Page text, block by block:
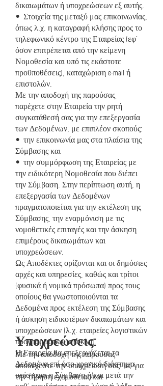
δικαιωμάτων ή υποχρεώσεων εξ αυτής.
• Στοιχεία της μεταξύ μας επικοινωνίας,
όπως λ.χ. η καταγραφή κλήσης προς το
τηλεφωνικό κέντρο της Εταιρείας (εφ’
όσον επιτρέπεται από την κείμενη
Νομοθεσία και υπό τις εκάστοτε
προϋποθέσεις), καταχώριση e-mail ή
επιστολών.
Με την αποδοχή της παρούσας,
παρέχετε στην Εταιρεία την ρητή
συγκατάθεσή σας για την επεξεργασία
των Δεδομένων, με επιπλέον σκοπούς:
• την επικοινωνία μας στα πλαίσια της
Σύμβασης και
• την συμμόρφωση της Εταιρείας με
την ειδικότερη Νομοθεσία που διέπει
την Σύμβαση. Στην περίπτωση αυτή, η
επεξεργασία των Δεδομένων
πραγματοποιείται για την εκτέλεση της
Σύμβασης, την εναρμόνιση με τις
νομοθετικές επιταγές και την άσκηση
επιμέρους δικαιωμάτων και
υποχρεώσεων.
Ως Αποδέκτες ορίζονται και οι δημόσιες
αρχές και υπηρεσίες, καθώς και τρίτοι
(φυσικά ή νομικά πρόσωπα) προς τους
οποίους θα γνωστοποιούνται τα
Δεδομένα προς εκτέλεση της Σύμβασης
ή άσκηση ειδικοτέρων δικαιωμάτων και
υποχρεώσεων (λ.χ. εταιρείες λογιστικών
προγραμμάτων, crm κλπ).
Η Εταιρεία θα επεξεργάζεται τα
Δεδομένα επί όσο χρονικό διάστημα
υφίσταται η Σύμβαση ή/και μετά την
Υποχρεώσεις:
Με την αποδοχή της παρούσας
αποδέχεστε την υποχρέωσή σας: (α) για
την τήρηση εχεμύθειας και